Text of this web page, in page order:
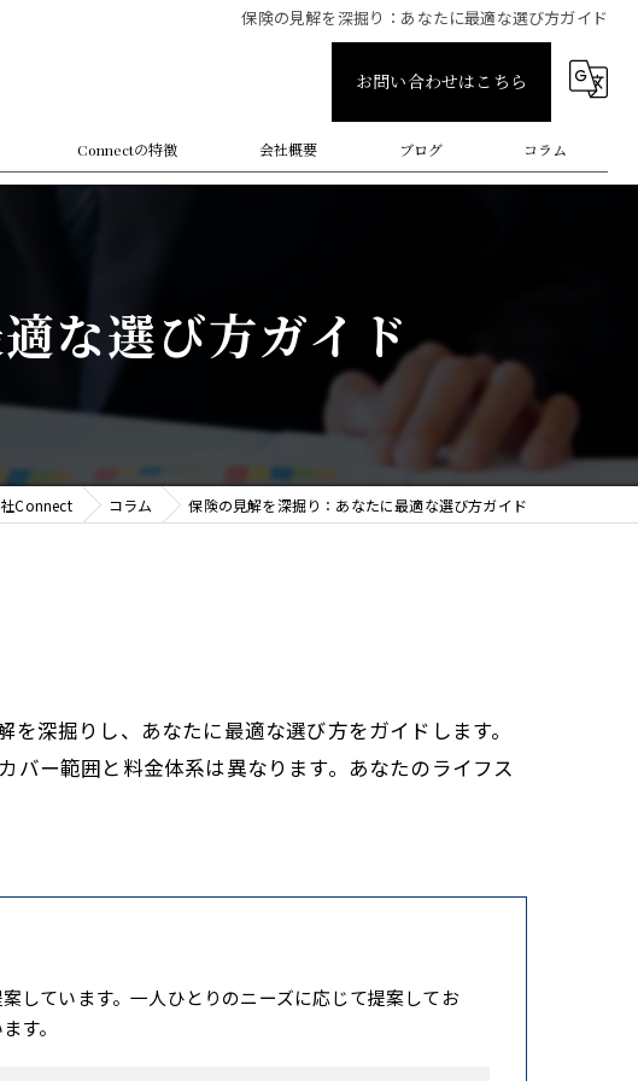
保険の見解を深掘り：あなたに最適な選び方ガイド
お問い合わせはこちら
Connectの特徴
オンライン
会社概要 ブログ コラム
な選び方ガイド
Connect コラム 保険の見解を深掘り：あなたに最適な選び方ガイド
深掘りし、あなたに最適な選び方をガイドします。
ー範囲と料金体系は異なります。あなたのライフス
しています。一人ひとりのニーズに応じて提案してお
す。